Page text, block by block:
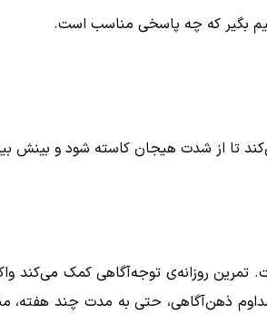
تا از شدت هیجان کاسته شود و بینش
روزانه‌ی توجه‌آگاهی کمک می‌کند
ذهن‌آگاهی، حتی به مدت چند هفته،